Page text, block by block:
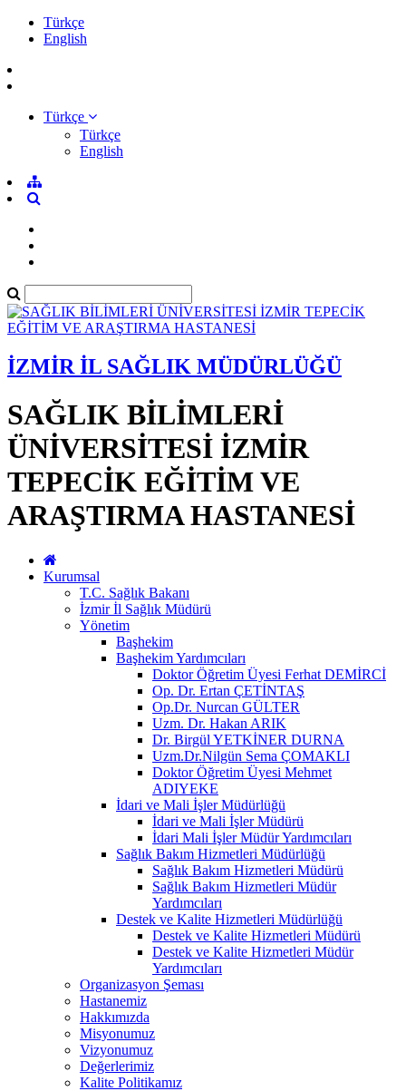
Türkçe
English
Türkçe
Türkçe
English
İZMİR İL SAĞLIK MÜDÜRLÜĞÜ
SAĞLIK BİLİMLERİ
ÜNİVERSİTESİ İZMİR
TEPECİK EĞİTİM VE
ARAŞTIRMA HASTANESİ
Kurumsal
T.C. Sağlık Bakanı
İzmir İl Sağlık Müdürü
Yönetim
Başhekim
Başhekim Yardımcıları
Doktor Öğretim Üyesi Ferhat DEMİRCİ
Op. Dr. Ertan ÇETİNTAŞ
Op.Dr. Nurcan GÜLTER
Uzm. Dr. Hakan ARIK
Dr. Birgül YETKİNER DURNA
Uzm.Dr.Nilgün Sema ÇOMAKLI
Doktor Öğretim Üyesi Mehmet
ADIYEKE
İdari ve Mali İşler Müdürlüğü
İdari ve Mali İşler Müdürü
İdari Mali İşler Müdür Yardımcıları
Sağlık Bakım Hizmetleri Müdürlüğü
Sağlık Bakım Hizmetleri Müdürü
Sağlık Bakım Hizmetleri Müdür
Yardımcıları
Destek ve Kalite Hizmetleri Müdürlüğü
Destek ve Kalite Hizmetleri Müdürü
Destek ve Kalite Hizmetleri Müdür
Yardımcıları
Organizasyon Şeması
Hastanemiz
Hakkımızda
Misyonumuz
Vizyonumuz
Değerlerimiz
Kalite Politikamız